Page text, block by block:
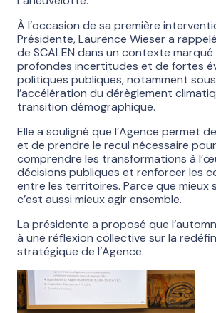
À l’occasion de sa première
Présidente, Laurence Wieser a
de SCALEN dans un contexte
profondes incertitudes et de fortes
politiques publiques, notamment
l’accélération du dérèglement
transition démographique.
Elle a souligné que l’Agence permet
et de prendre le recul nécessaire
comprendre les transformations à
décisions publiques et renforcer les
entre les territoires. Parce que mieux
c’est aussi mieux agir ensemble.
La présidente a proposé que
à une réflexion collective sur la
stratégique de l’Agence.